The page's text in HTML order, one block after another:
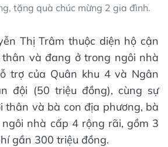
tặng quà chúc mừng 2 gia đình.
Thị Trâm thuộc diện hộ cận
thân và đang ở trong ngôi nhà
trợ của Quân khu 4 và Ngân
đội (50 triệu đồng), cùng sự
thân và bà con địa phương, bà
nhà cấp 4 rộng rãi, gồm 3
gần 300 triệu đồng.